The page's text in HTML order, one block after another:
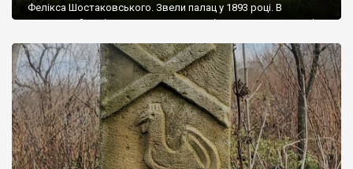
Фелікса Шостаковського. Звели палац у 1893 році. В
радянський період у ньому спочатку містилася школа, потім
століття тут розмістили туберкульозну лікарню. Коли із
палацу виїхала лікарня – ми точно не […]